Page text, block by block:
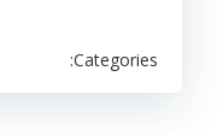
Categories: